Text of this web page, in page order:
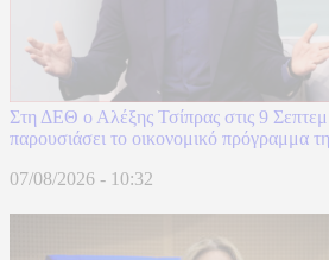
Στη ΔΕΘ ο Αλέξης Τσίπρας στις 9
παρουσιάσει το οικονομικό πρόγραμμα
07/08/2026 - 10:32